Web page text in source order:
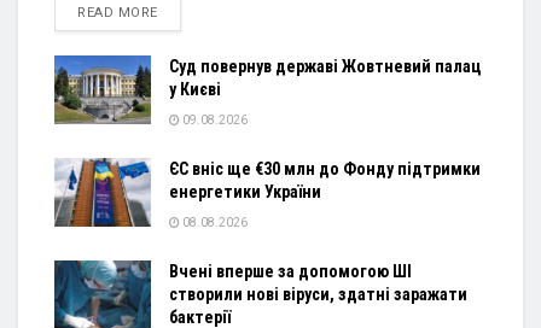
READ MOREDETAILS
Суд повернув державі Жовтневий палац
у Києві
09.08.2026
ЄС вніс ще €30 млн до Фонду підтримки
енергетики України
08.08.2026
Вчені вперше за допомогою ШІ
створили нові віруси, здатні заражати
бактерії